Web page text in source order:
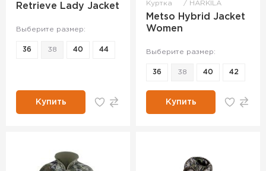
Retrieve Lady Jacket
Выберите размер:
36 38 40 44
Купить
Куртка HARKILA
Metso Hybrid Jacket
Women
Выберите размер:
36 38 40 42
Купить